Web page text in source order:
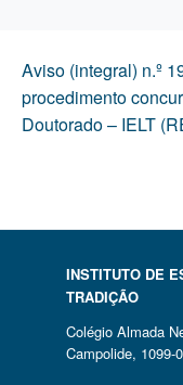
Aviso (integral) n.º
procedimento
Doutorado – IELT
INSTITUTO DE
TRADIÇÃO
Colégio Almada
Campolide, 1099-